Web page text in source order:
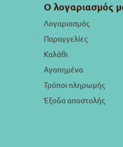
Ο λογαριασμός
Λογαριασμός
Παραγγελίες
Καλάθι
Αγαπημένα
Τρόποι πληρωμής
Έξοδα αποστολής